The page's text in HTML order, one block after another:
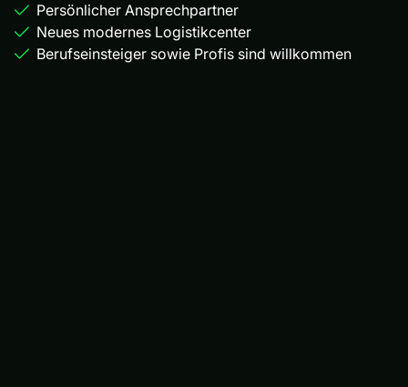
Persönlicher Ansprechpartner
Neues modernes Logistikcenter
Berufseinsteiger sowie Profis sind willkommen